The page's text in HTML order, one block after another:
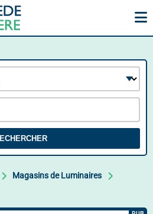
Magasins de Luminaires